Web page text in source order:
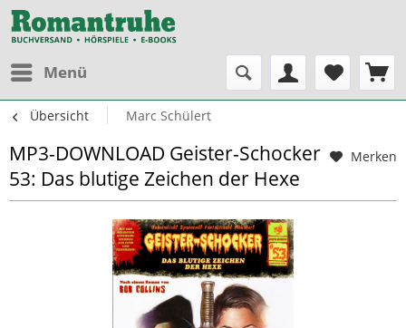
Menü
Übersicht Marc Schülert
Merken
MP3-DOWNLOAD Geister-Schocker
53: Das blutige Zeichen der Hexe